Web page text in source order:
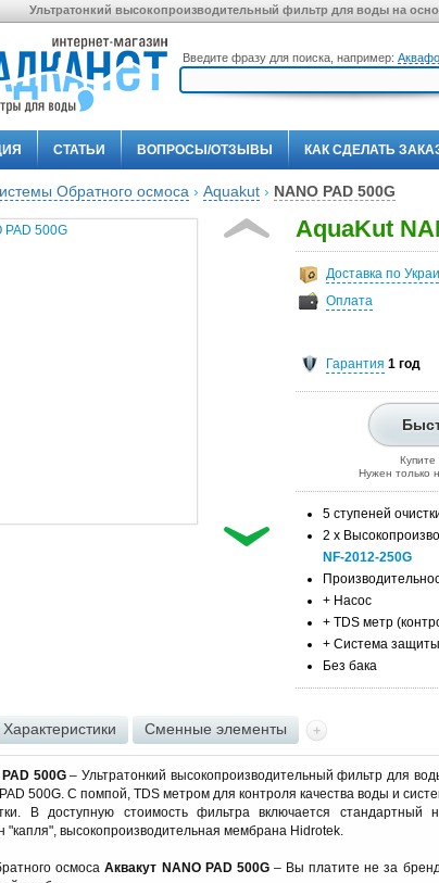
Ультратонкий высокопроизводительный фильтр для воды на
Введите фразу для поиска, например:
СТАТЬИ ВОПРОСЫ/ОТЗЫВЫ КАК СДЕЛАТЬ
Обратного осмоса › Aquakut › NANO PAD 500G
AquaKut
Доставка по
Оплата
Гарантия 1 год
Купите
Нужен только
5 ступеней
2 x
NF-2012-250G
+ Насос
+ TDS метр
+ Система
Без бака
Характеристики Сменные элементы
500G– Ультратонкий высокопроизводительный фильтр для
500G. С помпой, TDS метром для контроля качества воды и
В доступную стоимость фильтра включается стандартный
"капля", высокопроизводительная мембрана Hidrotek.
осмосаАквакут NANO PAD 500G– Вы платите не за